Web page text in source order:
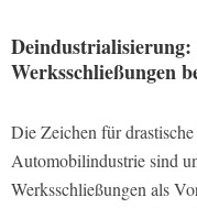
Deindustrialisierung:
Werksschließungen
Die Zeichen für
Automobilindustrie sind
Werksschließungen als